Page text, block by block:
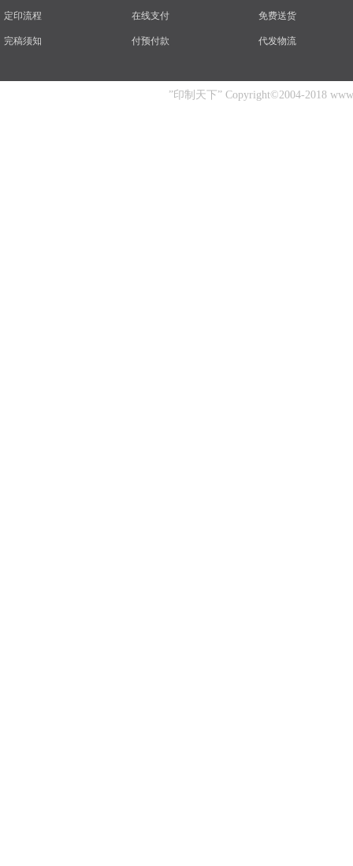
定印流程
完稿须知
在线支付
付预付款
免费送货
代发物流
”印制天下” Copyright©2004-2018